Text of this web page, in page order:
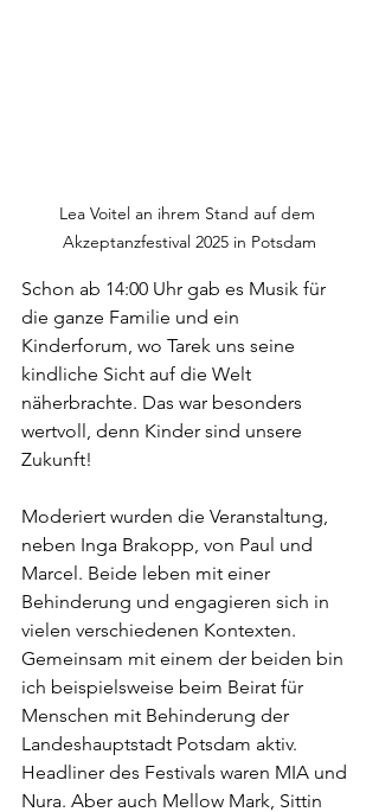
Lea Voitel an ihrem Stand auf dem
Akzeptanzfestival 2025 in Potsdam
Schon ab 14:00 Uhr gab es Musik für
die ganze Familie und ein
Kinderforum, wo Tarek uns seine
kindliche Sicht auf die Welt
näherbrachte. Das war besonders
wertvoll, denn Kinder sind unsere
Zukunft!
Moderiert wurden die Veranstaltung,
neben Inga Brakopp, von Paul und
Marcel. Beide leben mit einer
Behinderung und engagieren sich in
vielen verschiedenen Kontexten.
Gemeinsam mit einem der beiden bin
ich beispielsweise beim Beirat für
Menschen mit Behinderung der
Landeshauptstadt Potsdam aktiv.
Headliner des Festivals waren MIA und
Nura. Aber auch Mellow Mark, Sittin